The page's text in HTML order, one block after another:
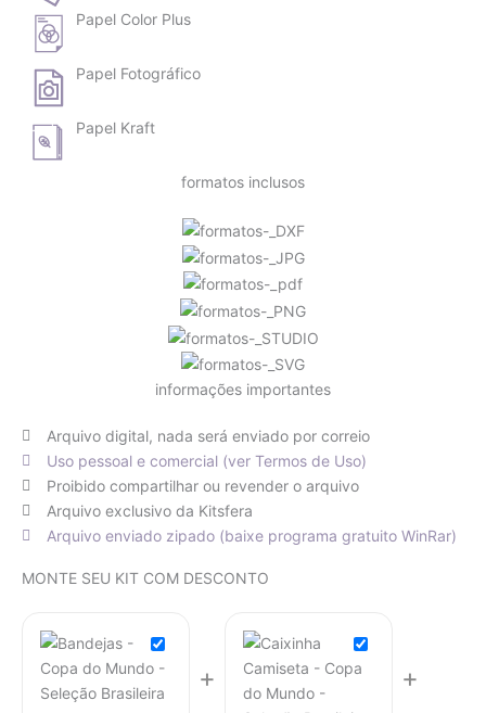
Papel Color Plus
Papel Fotográfico
Papel Kraft
formatos inclusos
informações importantes
Arquivo digital, nada será enviado por correio
Uso pessoal e comercial (ver Termos de Uso)
Proibido compartilhar ou revender o arquivo
Arquivo exclusivo da Kitsfera
Arquivo enviado zipado (baixe programa gratuito WinRar)
MONTE SEU KIT COM DESCONTO
+
era:
R$ 9,90.
é:
+
preço
era:
R$ 9,90.
preço
é: